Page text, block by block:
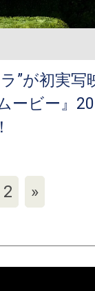
”が初実写
ービー』
2 »